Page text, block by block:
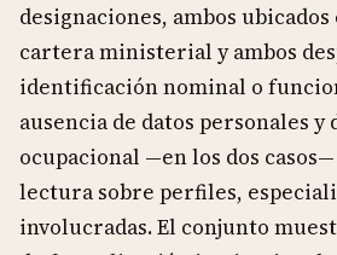
designaciones, ambos
cartera ministerial y ambos
identificación nominal o
ausencia de datos personales y
ocupacional —en los dos
lectura sobre perfiles,
involucradas. El conjunto